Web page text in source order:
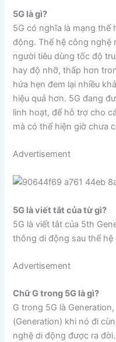
5G là gì?
5G có nghĩa là mạng thế
động. Thế hệ công nghệ
người tiêu dùng tốc độ
hay độ nhỡ, thấp hơn
hứa hẹn đem lại nhiều
hiệu quả hơn. 5G đang
linh hoạt, để hỗ trợ cho
mà có thể hiện giờ chưa
Advertisement
5G là viết tắt của từ gì?
5G là viết tắt của 5th
thông di động sau thế hệ
Advertisement
Chữ G trong 5G là gì?
G trong 5G là
(Generation) khi nó đi
nghệ di động được ra đời.